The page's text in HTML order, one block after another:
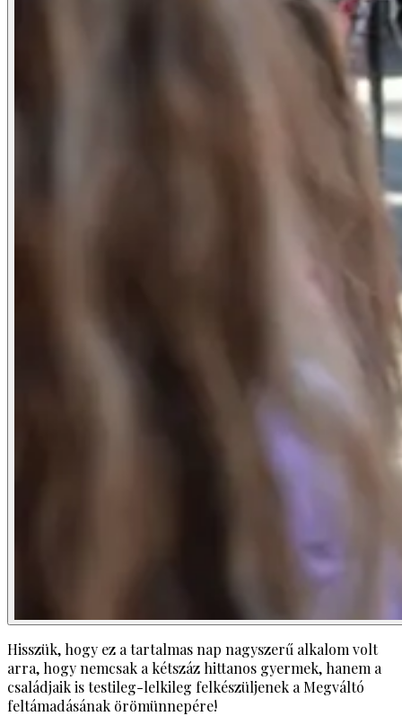
Hisszük, hogy ez a tartalmas nap nagyszerű alkalom volt
arra, hogy nemcsak a kétszáz hittanos gyermek, hanem a
családjaik is testileg-lelkileg felkészüljenek a Megváltó
feltámadásának örömünnepére!